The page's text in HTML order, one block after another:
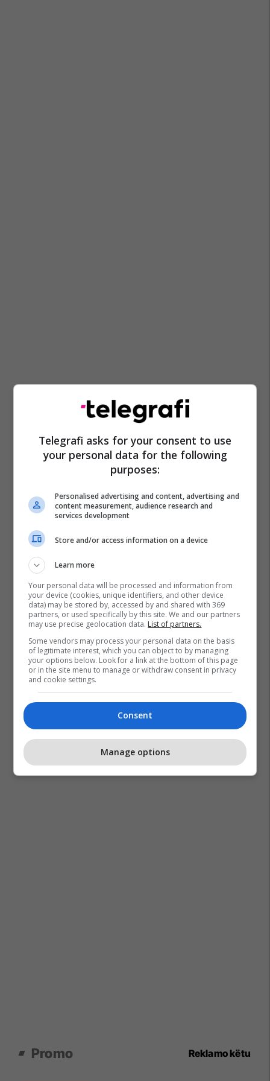
Kalaja E Shkupit
Promo Reklamo këtu
Telegrafi asks for your consent to use
your personal data for the following
purposes:
Personalised advertising and content, advertising and
content measurement, audience research and
services development
Store and/or access information on a device
Learn more
Your personal data will be processed and information from
your device (cookies, unique identifiers, and other device
data) may be stored by, accessed by and shared with 369
partners, or used specifically by this site. We and our partners
may use precise geolocation data. List of partners.
Some vendors may process your personal data on the basis
of legitimate interest, which you can object to by managing
your options below. Look for a link at the bottom of this page
or in the site menu to manage or withdraw consent in privacy
and cookie settings.
Consent
Manage options